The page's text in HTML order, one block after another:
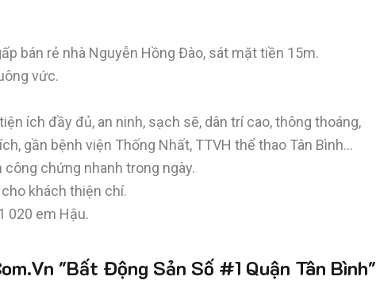
bán rẻ nhà Nguyễn Hồng Đào, sát mặt tiền 15m.
vức.
ích đầy đủ, an ninh, sạch sẽ, dân trí cao, thông thoáng,
gần bệnh viện Thống Nhất, TTVH thể thao Tân Bình…
công chứng nhanh trong ngày.
khách thiện chí.
020 em Hậu.
"Bất Động Sản Số #1 Quận Tân Bình"